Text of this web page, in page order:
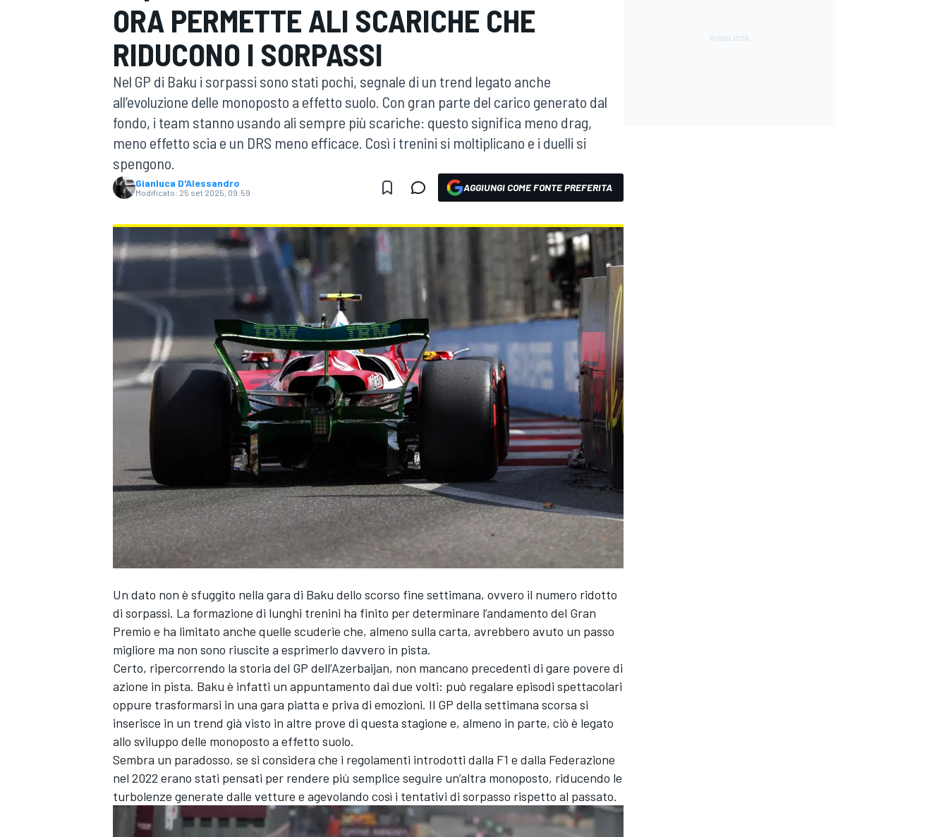
MOTOGP WEC
WRC
MONOPOSTO
ORA PERMETTE ALI SCARICHE CHE
RIDUCONO I SORPASSI
Nel GP di Baku i sorpassi sono stati pochi, segnale di un trend legato anche
all’evoluzione delle monoposto a effetto suolo. Con gran parte del carico generato dal
fondo, i team stanno usando ali sempre più scariche: questo significa meno drag,
meno effetto scia e un DRS meno efficace. Così i trenini si moltiplicano e i duelli si
spengono.
Gianluca D'Alessandro
Modificato: 25 set 2025, 09:59 AGGIUNGI COME FONTE PREFERITA
Un dato non è sfuggito nella gara di Baku dello scorso fine settimana, ovvero il numero ridotto
di sorpassi. La formazione di lunghi trenini ha finito per determinare l’andamento del Gran
Premio e ha limitato anche quelle scuderie che, almeno sulla carta, avrebbero avuto un passo
migliore ma non sono riuscite a esprimerlo davvero in pista.
Certo, ripercorrendo la storia del GP dell’Azerbaijan, non mancano precedenti di gare povere di
azione in pista. Baku è infatti un appuntamento dai due volti: può regalare episodi spettacolari
oppure trasformarsi in una gara piatta e priva di emozioni. Il GP della settimana scorsa si
inserisce in un trend già visto in altre prove di questa stagione e, almeno in parte, ciò è legato
allo sviluppo delle monoposto a effetto suolo.
Sembra un paradosso, se si considera che i regolamenti introdotti dalla F1 e dalla Federazione
nel 2022 erano stati pensati per rendere più semplice seguire un’altra monoposto, riducendo le
turbolenze generate dalle vetture e agevolando così i tentativi di sorpasso rispetto al passato.